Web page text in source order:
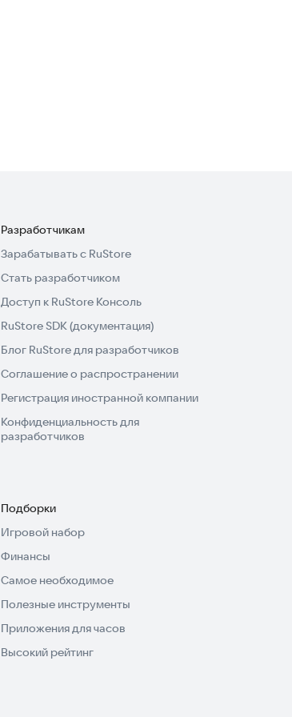
Разработчикам
Зарабатывать с RuStore
Стать разработчиком
Доступ к RuStore Консоль
RuStore SDK (документация)
Блог RuStore для разработчиков
Соглашение о распространении
Регистрация иностранной компании
Конфиденциальность для
разработчиков
Подборки
Игровой набор
Финансы
Самое необходимое
Полезные инструменты
Приложения для часов
Высокий рейтинг